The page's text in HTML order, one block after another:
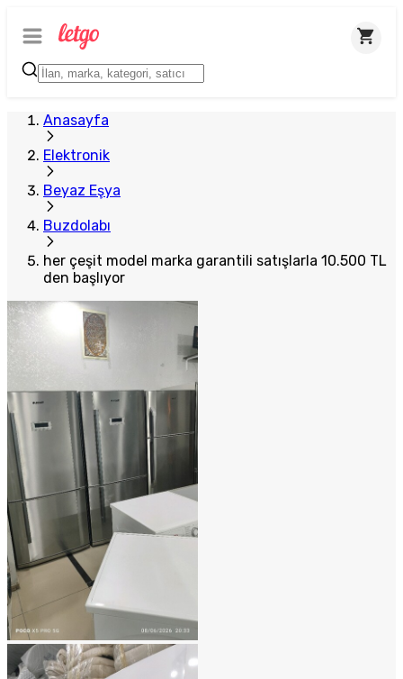
Anasayfa
Elektronik
Beyaz Eşya
Buzdolabı
her çeşit model marka garantili satışlarla 10.500 TL
den başlıyor
Plus Satıcı